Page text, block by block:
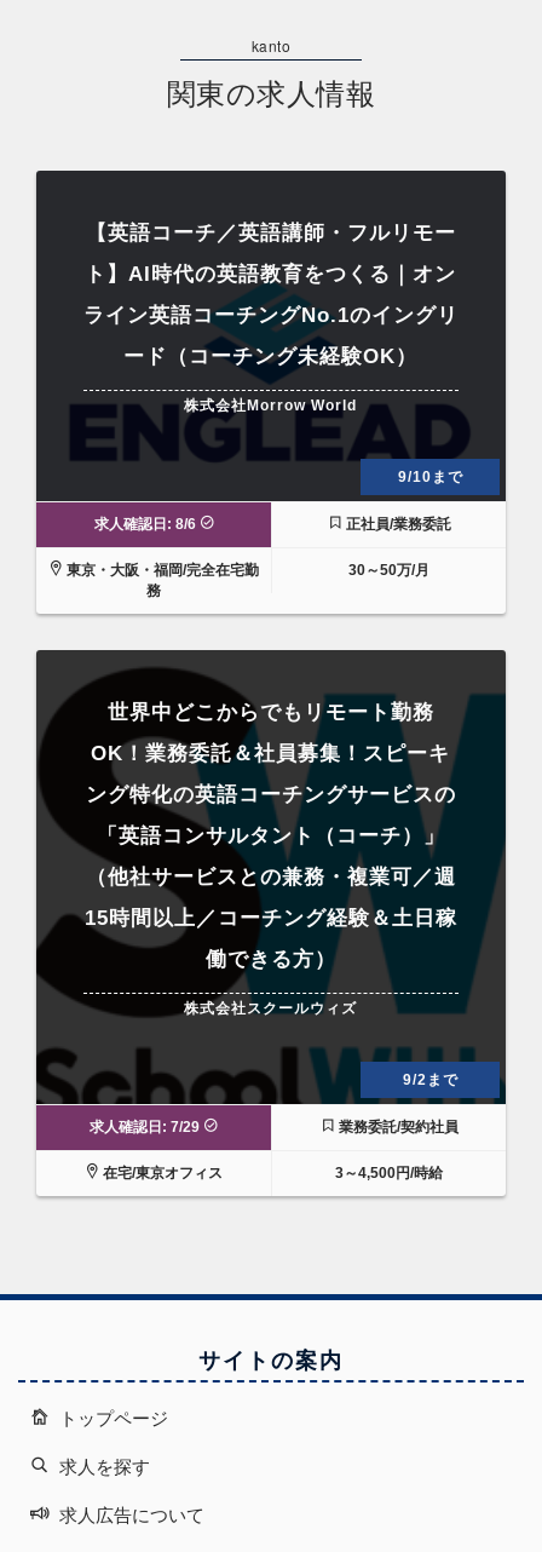
関東の求人情報
【英語コーチ／英語講師・フルリモー
ト】AI時代の英語教育をつくる｜オン
ライン英語コーチングNo.1のイングリ
ード（コーチング未経験OK）
株式会社Morrow World
9/10まで
求人確認日: 8/6 正社員/業務委託
東京・大阪・福岡/完全在宅勤
務
30～50万/月
世界中どこからでもリモート勤務
OK！業務委託＆社員募集！スピーキ
ング特化の英語コーチングサービスの
「英語コンサルタント（コーチ）」
（他社サービスとの兼務・複業可／週
15時間以上／コーチング経験＆土日稼
働できる方）
株式会社スクールウィズ
9/2まで
求人確認日: 7/29 業務委託/契約社員
在宅/東京オフィス 3～4,500円/時給
サイトの案内
トップページ
求人を探す
求人広告について